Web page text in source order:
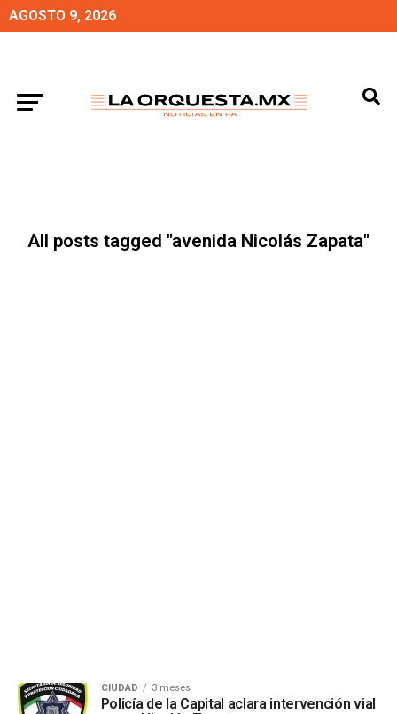
AGOSTO 9, 2026
All posts tagged "avenida Nicolás Zapata"
CIUDAD 3 meses
Policía de la Capital aclara intervención vial